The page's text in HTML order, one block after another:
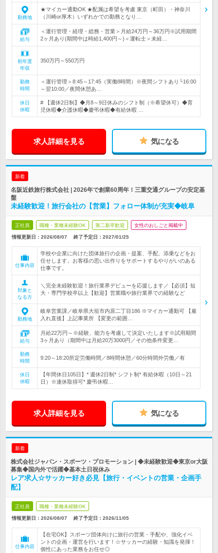
勤務地
★マイカー通勤OK ★配属は希望を考慮 東京（町田）・神奈川
（川崎or厚木）いずれかでの勤務となり…
給与
＜運行管理・経理・総務・営業＞月給24万円～36万円※試用期間
2ヶ月あり(期間中は時給1,400円～)＜運転士＞未経…
初年度
年収
350万円～550万円
勤務
時間
＜運行管理＞8:45～17:45（実働8時間）※夜間シフトあり└16:00
～翌10:00／夜間休憩あ…
休日
休暇
# 【週休2日制】◆月8～9日休みのシフト制（※希望休可）◆育
児休暇◆介護休暇◆慶弔休暇◆有給休暇 …
求人詳細を見る 気になる
新着
名阪近鉄旅行株式会社 | 2026年で創業60周年！三重交通グループの安定基
盤
未経験歓迎！旅行会社の【営業】フォロー体制が充実◆岐阜
正社員 職種・業種未経験OK 第二新卒歓迎 女性のおしごと掲載中
情報更新日：2026/08/07 終了予定日： 2027/01/25
仕事内容
学校や企業に向けた団体旅行の企画・提案、手配、添乗などをお
任せします。お客様の思い出作りをサポートするやりがいのある
仕事です。
対象と
なる方
＼完全未経験歓迎！旅行業界デビューを応援します／【必須】短
大・専門学校卒以上【歓迎】営業職や旅行業界での経験など
勤務地
岐阜営業課／岐阜県大垣市内原二丁目186 ※マイカー通勤可 【雇
入れ直後】上記事業所 【変更の範囲…
給与
月給22万円～※経験、能力を考慮して決定いたします※試用期間
3ヶ月あり（期間中は月給20万3000円／その他条件変更…
勤務
時間
9:20～18:20所定労働時間／8時間休憩／60分時間外労働／有
休日
休暇
【年間休日105日】* 週休2日制* シフト制* 有給休暇（10日～21
日）※連休取得可* 慶弔休暇…
求人詳細を見る 気になる
新着
株式会社ジャパン・スポーツ・プロモーション | ◆未経験歓迎◆東京or大阪
募集◆国内外で活躍◆基本土日祝休み
レア求人☆サッカー好き必見【旅行・イベントの営業・企画手
配】
正社員 職種・業種未経験OK
情報更新日：2026/08/07 終了予定日： 2026/11/05
仕事内容
【在宅OK】スポーツ団体向けに旅行の営業・手配や、強化イベ
ントの企画・運営を行います！☆サッカーの経験・知識を発揮！
個性にあった業務をお任せ◎